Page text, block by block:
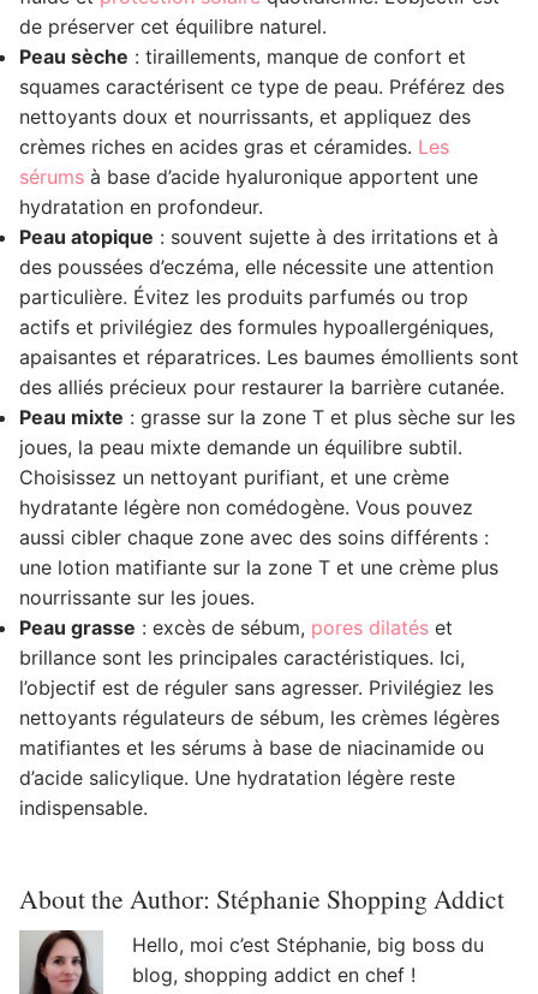
de préserver cet équilibre naturel.
Peau sèche : tiraillements, manque de confort et
squames caractérisent ce type de peau. Préférez des
nettoyants doux et nourrissants, et appliquez des
crèmes riches en acides gras et céramides. Les
sérums à base d’acide hyaluronique apportent une
hydratation en profondeur.
Peau atopique : souvent sujette à des irritations et à
des poussées d’eczéma, elle nécessite une attention
particulière. Évitez les produits parfumés ou trop
actifs et privilégiez des formules hypoallergéniques,
apaisantes et réparatrices. Les baumes émollients sont
des alliés précieux pour restaurer la barrière cutanée.
Peau mixte : grasse sur la zone T et plus sèche sur les
joues, la peau mixte demande un équilibre subtil.
Choisissez un nettoyant purifiant, et une crème
hydratante légère non comédogène. Vous pouvez
aussi cibler chaque zone avec des soins différents :
une lotion matifiante sur la zone T et une crème plus
nourrissante sur les joues.
Peau grasse : excès de sébum, pores dilatés et
brillance sont les principales caractéristiques. Ici,
l’objectif est de réguler sans agresser. Privilégiez les
nettoyants régulateurs de sébum, les crèmes légères
matifiantes et les sérums à base de niacinamide ou
d’acide salicylique. Une hydratation légère reste
indispensable.
About the Author: Stéphanie Shopping Addict
Hello, moi c’est Stéphanie, big boss du
blog, shopping addict en chef !